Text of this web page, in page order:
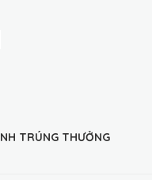
TRÚNG THƯỞNG